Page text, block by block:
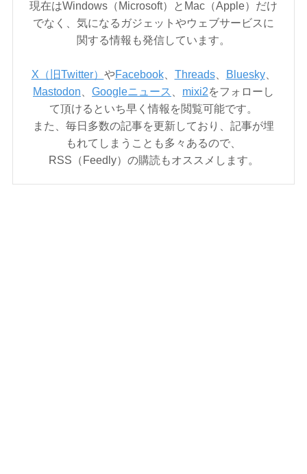
現在はWindows（Microsoft）とMac（Apple）だけ
でなく、気になるガジェットやウェブサービスに
関する情報も発信しています。
X（旧Twitter） やFacebook、 Threads、 Bluesky、
Mastodon
Googleニュース mixi2をフォローし
て頂けるといち早く情報を閲覧可能です。
また、毎日多数の記事を更新しており、記事が埋
もれてしまうことも多々あるので、
RSS（Feedly）の購読もオススメします。